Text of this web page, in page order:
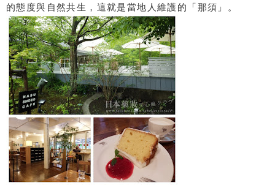
的態度與自然共生，這就是當地人維護的「那須」。